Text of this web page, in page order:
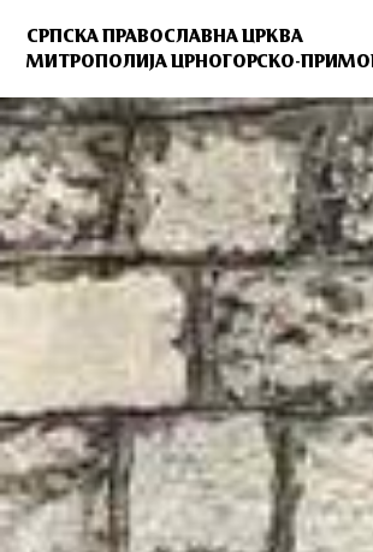
СРПСКА ПРАВОСЛАВНА ЦРКВА
МИТРОПОЛИЈА ЦРНОГОРСКО-